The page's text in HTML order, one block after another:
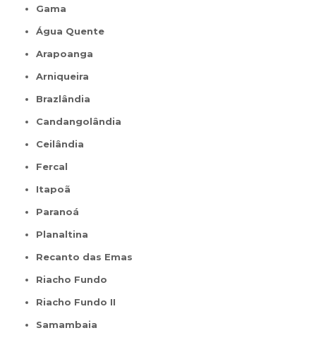
Gama
Água Quente
Arapoanga
Arniqueira
Brazlândia
Candangolândia
Ceilândia
Fercal
Itapoã
Paranoá
Planaltina
Recanto das Emas
Riacho Fundo
Riacho Fundo II
Samambaia